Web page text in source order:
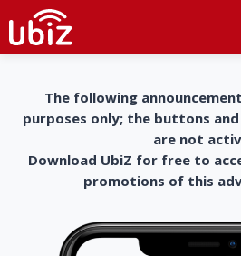
The following
purposes only; the buttons
are not
Download UbiZ for free to
promotions of this